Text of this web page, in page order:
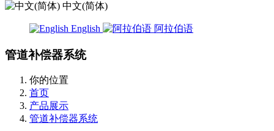
中文(简体)
English 阿拉伯语
管道补偿器系统
你的位置
首页
产品展示
管道补偿器系统